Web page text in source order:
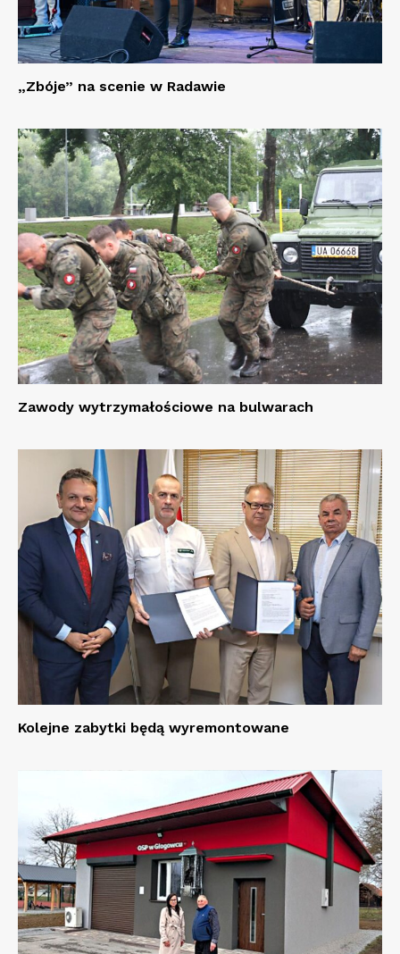
„Zbóje” na scenie w Radawie
Zawody wytrzymałościowe na bulwarach
Kolejne zabytki będą wyremontowane